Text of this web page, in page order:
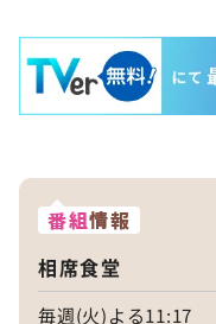
番組情報
相席食堂
毎週(火)よる11:17